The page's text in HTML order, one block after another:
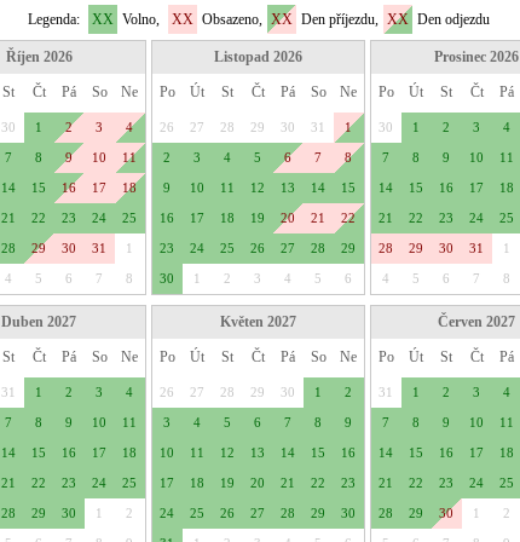
Legenda: XX Volno, XX Obsazeno, XX Den příjezdu, XX Den odjezdu
Říjen 2026
St Čt Pá So Ne
30 1 2 3 4
7 8 9 10 11
14 15 16 17 18
21 22 23 24 25
28 29 30 31 1
4 5 6 7 8
Listopad 2026
Po Út St Čt Pá So Ne
26 27 28 29 30 31 1
2 3 4 5 6 7 8
9 10 11 12 13 14 15
16 17 18 19 20 21 22
23 24 25 26 27 28 29
30 1 2 3 4 5 6
Prosinec 2026
Po Út St Čt Pá
30 1 2 3 4
7 8 9 10 11
14 15 16 17 18
21 22 23 24 25
28 29 30 31 1
4 5 6 7 8
Duben 2027
St Čt Pá So Ne
31 1 2 3 4
7 8 9 10 11
14 15 16 17 18
21 22 23 24 25
28 29 30 1 2
Květen 2027
Po Út St Čt Pá So Ne
26 27 28 29 30 1 2
3 4 5 6 7 8 9
10 11 12 13 14 15 16
17 18 19 20 21 22 23
24 25 26 27 28 29 30
Červen 2027
Po Út St Čt Pá
31 1 2 3 4
7 8 9 10 11
14 15 16 17 18
21 22 23 24 25
28 29 30 1 2